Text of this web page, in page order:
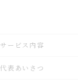
サービス内容
代表あいさつ